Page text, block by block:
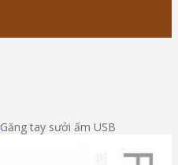
Găng tay sưởi ấm USB